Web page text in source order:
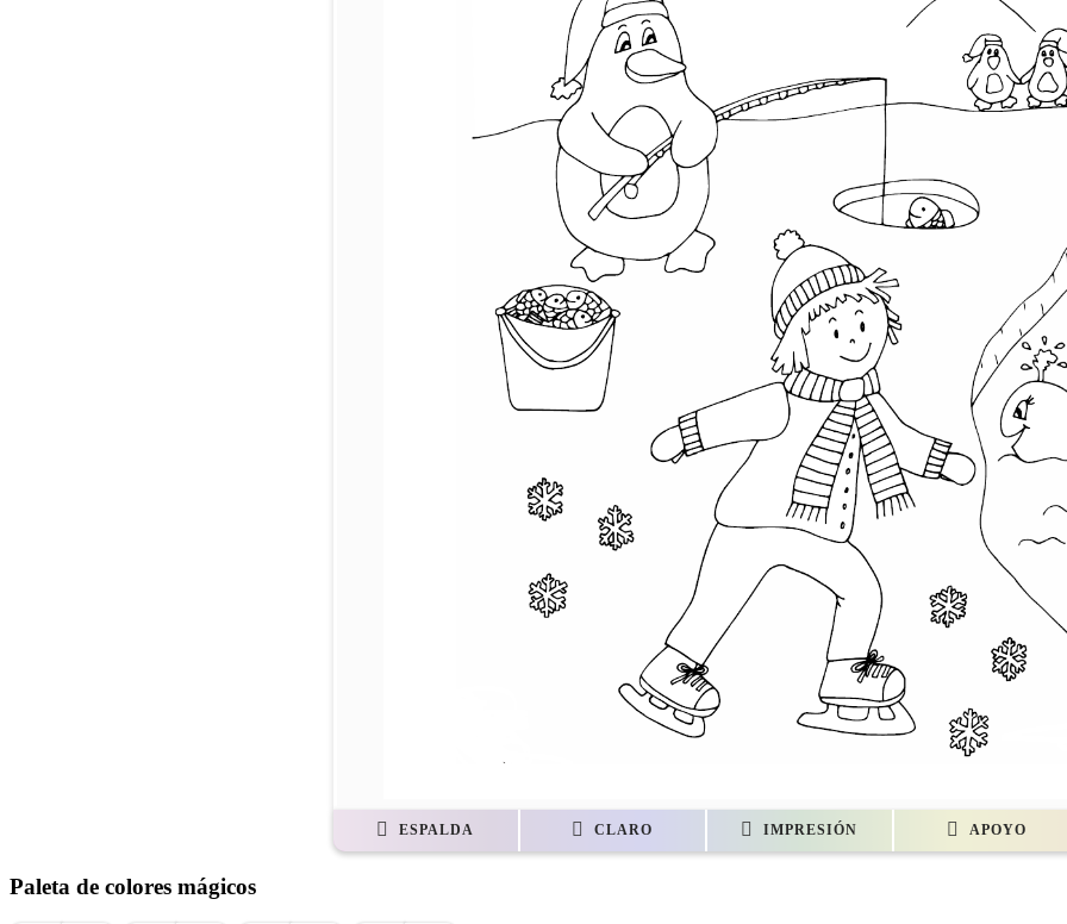
ESPALDA CLARO IMPRESIÓN APOYO
Paleta de colores mágicos